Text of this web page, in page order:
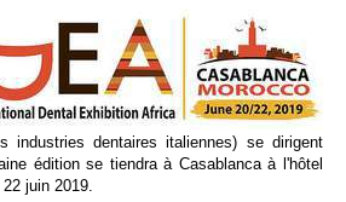
industries dentaires italiennes) se dirigent
édition se tiendra à Casablanca à l'hôtel
juin 2019.